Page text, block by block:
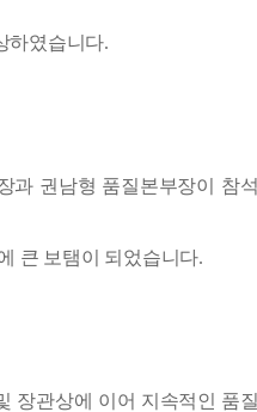
하였습니다.
과 권남형 품질본부장이 참
큰 보탬이 되었습니다.
장관상에 이어 지속적인 품